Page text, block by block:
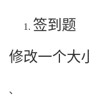
签到题
修改一个大
、